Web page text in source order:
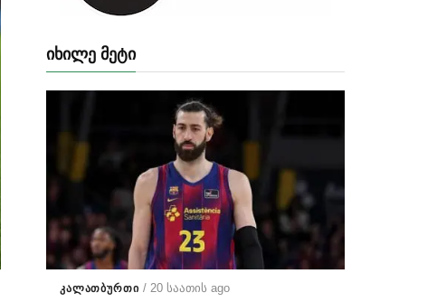
ᲘᲮᲘᲚᲔ ᲛᲔᲢᲘ
ᲙᲐᲚᲐᲗᲑᲣᲠᲗᲘ / 20 საათის ago